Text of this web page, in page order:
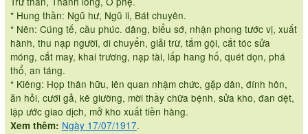
* Hung thần: Ngũ hư, Ngũ li, Bát chuyên.
* Nên: Cúng tế, cầu phúc. dâng, biểu sớ, nhận phong tước vị, xuất
hành, thu nạp người, di chuyển, giải trừ, tắm gội, cắt tóc sửa
móng, cắt may, khai trương, nạp tài, lấp hang hố, quét dọn, phá
thổ, an táng.
* Kiêng: Họp thân hữu, lên quan nhậm chức, gặp dân, đính hôn,
ăn hỏi, cưới gả, kê giường, mời thầy chữa bệnh, sửa kho, đan dệt,
lập ước giao dịch, mở kho xuất tiền hàng.
Xem thêm: Ngày 17/07/1917.